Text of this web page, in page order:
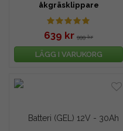
åkgräsklippare
639 kr 999 kr
LÄGG I VARUKORG